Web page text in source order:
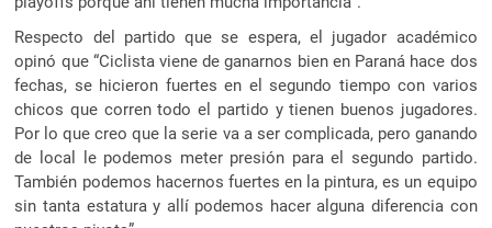
Respecto del partido que se espera, el jugador académico
opinó que “Ciclista viene de ganarnos bien en Paraná hace dos
fechas, se hicieron fuertes en el segundo tiempo con varios
chicos que corren todo el partido y tienen buenos jugadores.
Por lo que creo que la serie va a ser complicada, pero ganando
de local le podemos meter presión para el segundo partido.
También podemos hacernos fuertes en la pintura, es un equipo
sin tanta estatura y allí podemos hacer alguna diferencia con